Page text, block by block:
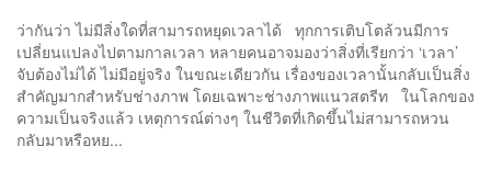
ว่ากันว่า ไม่มีสิ่งใดที่สามารถหยุดเวลาได้ ทุกการเติบโตล้วนมีการ
เปลี่ยนแปลงไปตามกาลเวลา หลายคนอาจมองว่าสิ่งที่เรียกว่า ‘เวลา’
จับต้องไม่ได้ ไม่มีอยู่จริง ในขณะเดียวกัน เรื่องของเวลานั้นกลับเป็นสิ่ง
สำคัญมากสำหรับช่างภาพ โดยเฉพาะช่างภาพแนวสตรีท ในโลกของ
ความเป็นจริงแล้ว เหตุการณ์ต่างๆ ในชีวิตที่เกิดขึ้นไม่สามารถหวน
กลับมาหรือหย...